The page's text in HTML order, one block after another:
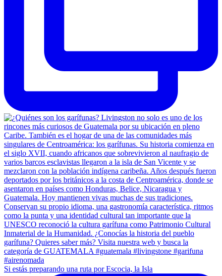
Si estás preparando una ruta por Escocia, la Isla